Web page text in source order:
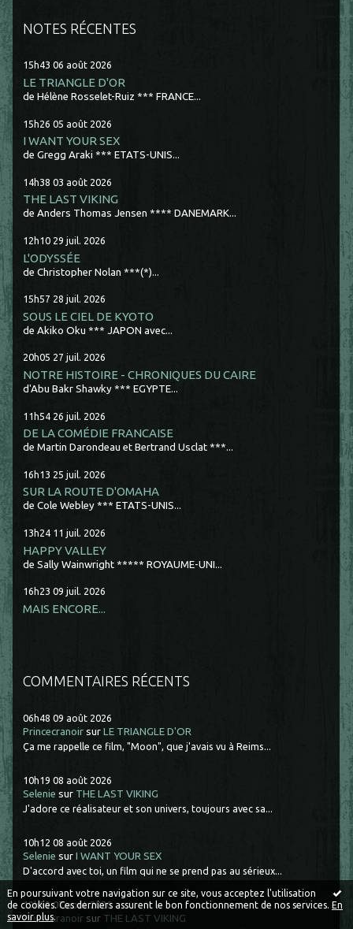
En poursuivant votre navigation sur ce site, vous acceptez l'utilisation
de cookies. Ces derniers assurent le bon fonctionnement de nos services. En
savoir plus.
NOTES RÉCENTES
15h43 06 août 2026
LE TRIANGLE D'OR
de Hélène Rosselet-Ruiz *** FRANCE...
15h26 05 août 2026
I WANT YOUR SEX
de Gregg Araki *** ETATS-UNIS...
14h38 03 août 2026
THE LAST VIKING
de Anders Thomas Jensen **** DANEMARK...
12h10 29 juil. 2026
L'ODYSSÉE
de Christopher Nolan ***(*)...
15h57 28 juil. 2026
SOUS LE CIEL DE KYOTO
de Akiko Oku *** JAPON avec...
20h05 27 juil. 2026
NOTRE HISTOIRE - CHRONIQUES DU CAIRE
d'Abu Bakr Shawky *** EGYPTE...
11h54 26 juil. 2026
DE LA COMÉDIE FRANCAISE
de Martin Darondeau et Bertrand Usclat ***...
16h13 25 juil. 2026
SUR LA ROUTE D'OMAHA
de Cole Webley *** ETATS-UNIS...
13h24 11 juil. 2026
HAPPY VALLEY
de Sally Wainwright ***** ROYAUME-UNI...
16h23 09 juil. 2026
MAIS ENCORE...
COMMENTAIRES RÉCENTS
06h48 09 août 2026
Princecranoir surLE TRIANGLE D'OR
Ça me rappelle ce film, "Moon", que j'avais vu à Reims...
10h19 08 août 2026
Selenie sur THE LAST VIKING
J'adore ce réalisateur et son univers, toujours avec sa...
10h12 08 août 2026
Selenie surI WANT YOUR SEX
D'accord avec toi, un film qui ne se prend pas au sérieux...
19h59 07 août 2026
Princecranoir sur THE LAST VIKING